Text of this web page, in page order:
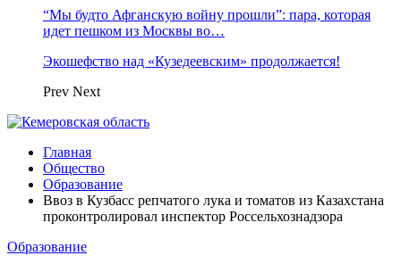
“Мы будто Афганскую войну прошли”: пара, которая
идет пешком из Москвы во…
Экошефство над «Кузедеевским» продолжается!
Prev Next
Главная
Общество
Образование
Ввоз в Кузбасс репчатого лука и томатов из Казахстана
проконтролировал инспектор Россельхознадзора
Образование